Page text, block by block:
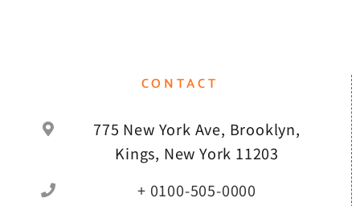
CONTACT
775 New York Ave, Brooklyn,
Kings, New York 11203
+ 0100-505-0000